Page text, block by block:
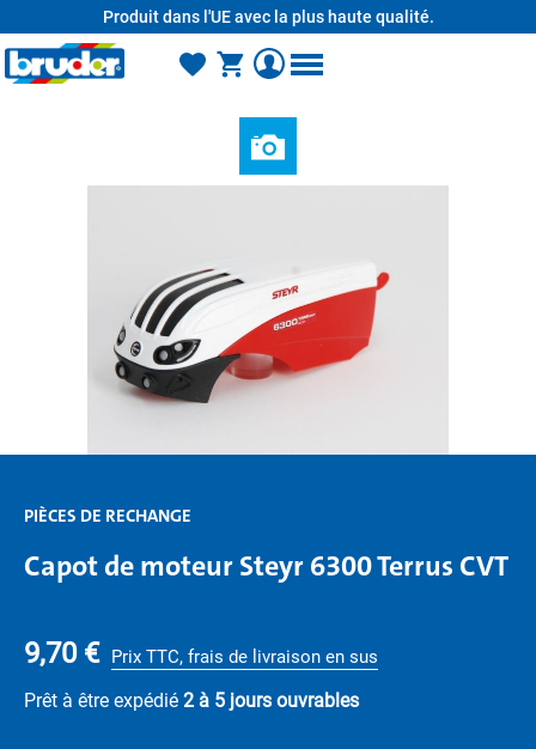
Produit dans l'UE avec la plus haute qualité.
PIÈCES DE RECHANGE
Capot de moteur Steyr 6300 Terrus CVT
9,70 € Prix TTC, frais de livraison en sus
Prêt à être expédié 2 à 5 jours ouvrables